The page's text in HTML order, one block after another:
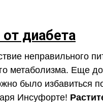
диабета
неправильного
метаболизма. Еще
было избавиться
Инсуфорте!